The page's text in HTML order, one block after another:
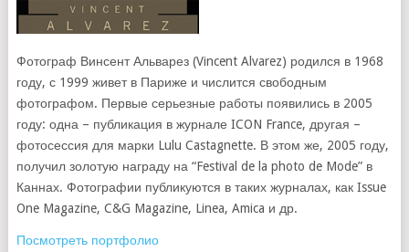
Фотограф Винсент Альварез (Vincent Alvarez) родился в 1968
году, с 1999 живет в Париже и числится свободным
фотографом. Первые серьезные работы появились в 2005
году: одна – публикация в журнале ICON France, другая –
фотосессия для марки Lulu Castagnette. В этом же, 2005 году,
получил золотую награду на “Festival de la photo de Mode” в
Каннах. Фотографии публикуются в таких журналах, как Issue
One Magazine, C&G Magazine, Linea, Amica и др.
Посмотреть портфолио